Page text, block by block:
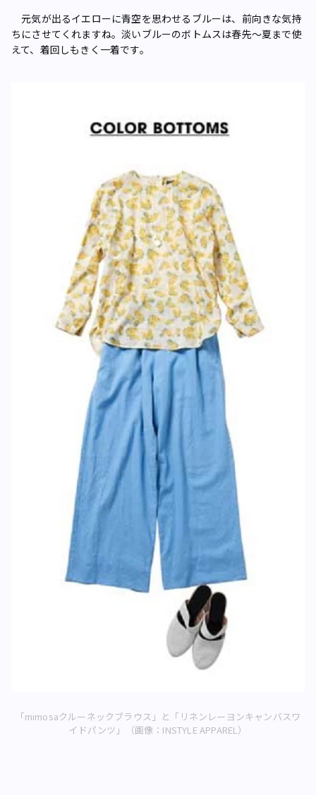
元気が出るイエローに青空を思わせるブルーは、前向きな気持
ちにさせてくれますね。淡いブルーのボトムスは春先～夏まで使
えて、着回しもきく一着です。
「mimosaクルーネックブラウス」と「リネンレーヨンキャンバスワ
イドパンツ」（画像：INSTYLE APPAREL）